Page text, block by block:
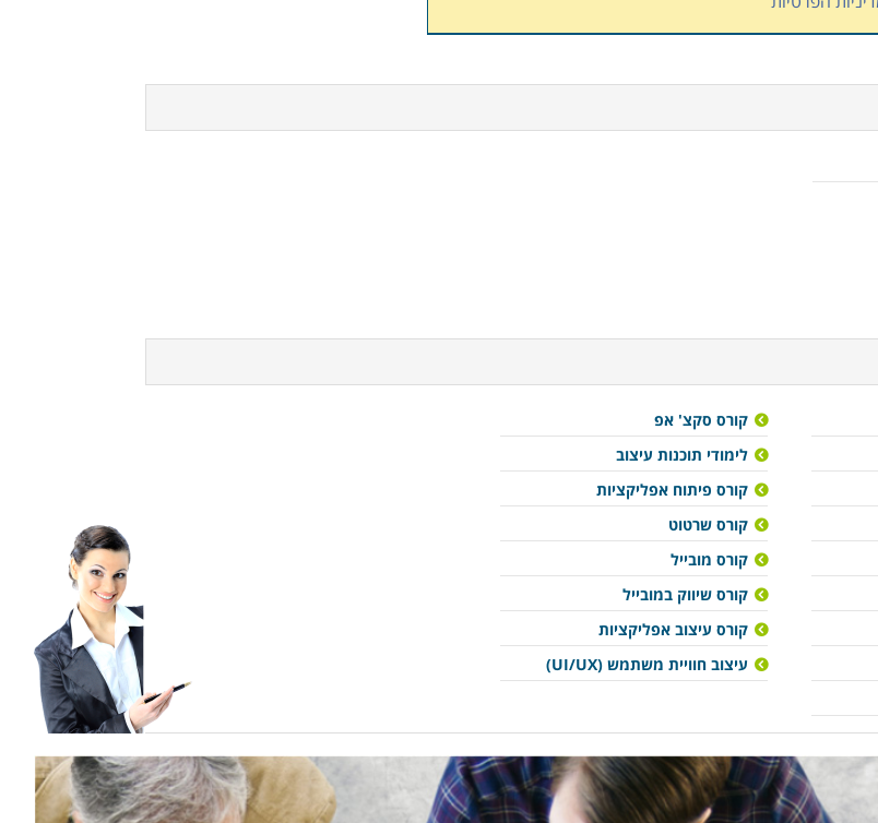
קורס סקצ' אפ
לימודי תוכנות עיצוב
קורס פיתוח אפליקציות
קורס שרטוט
קורס מובייל
קורס שיווק במובייל
קורס עיצוב אפליקציות
עיצוב חוויית משתמש (UI/UX)